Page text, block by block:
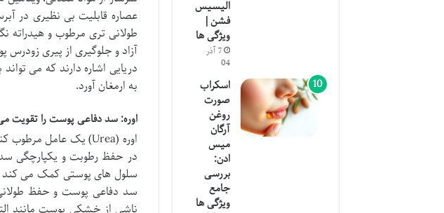
عصاره قابلیت بی نظیری در
طولانی تری مرطوب و هیدراته
آزاد و جلوگیری از پیری
دریایی اشاره دارند که می
به ارمغان آورد.
اوره: سد دفاعی پوست را تقویت
در حفظ رطوبت و یکپارچگی
سلول های پوستی کمک می کند
سد دفاعی پوست و حفظ
ناشی از خشکی پوست مانند
الیسیس
فشن |
ویژگی ها
7 آذر
04
اسکراب
صورت
روغن
آرگان
میس
ادن:
بررسی
جامع
ویژگی ها